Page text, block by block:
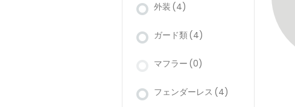
外装 (4)
ガード類(4)
マフラー (0)
フェンダーレス (4)